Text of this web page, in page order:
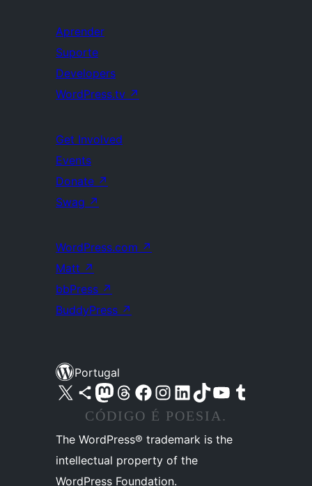
Aprender
Suporte
Developers
WordPress.tv ↗
Get Involved
Events
Donate ↗
Swag ↗
WordPress.com ↗
Matt ↗
bbPress ↗
BuddyPress ↗
Portugal
Visite a nossa conta X (antigo Twitter)
Visit our Bluesky account
Visit our Mastodon account
Visit our Threads account
Visite a nossa página do Facebook
Visite a nossa conta no Instagram
Visite a nossa conta no LinkedIn
Visit our TikTok account
Visit our YouTube channel
Visit our Tumblr account
CÓDIGO É POESIA.
The WordPress® trademark is the
intellectual property of the
WordPress Foundation.